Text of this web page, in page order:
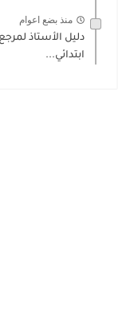
منذ بضع اعوام
ابتدائي...